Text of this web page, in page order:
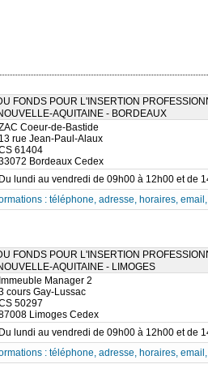
FONDS POUR L'INSERTION
AQUITAINE - BORDEAUX
Coeur-de-Bastide
13 rue Jean-Paul-Alaux
61404
Bordeaux Cedex
Du lundi au vendredi de 09h00 à 12h00 et de
: téléphone, adresse, horaires,
FONDS POUR L'INSERTION
AQUITAINE - LIMOGES
Immeuble Manager 2
cours Gay-Lussac
50297
Limoges Cedex
Du lundi au vendredi de 09h00 à 12h00 et de
: téléphone, adresse, horaires,